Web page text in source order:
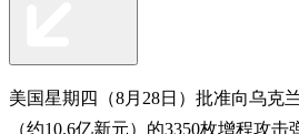
美国星期四（8月28日）批准向乌克
（约10.6亿新元）的3350枚增程攻